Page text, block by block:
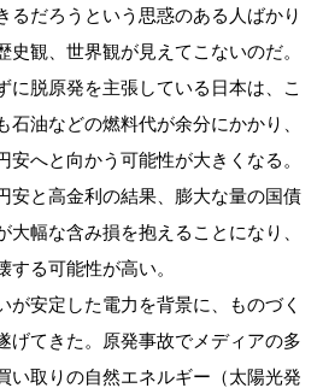
るだろうという思惑のある人ばかり
史観、世界観が見えてこないのだ。
に脱原発を主張している日本は、こ
油などの燃料代が余分にかかり、
安へと向かう可能性が大きくなる。
安と高金利の結果、膨大な量の国債
大幅な含み損を抱えることになり、
する可能性が高い。
安定した電力を背景に、ものづく
げてきた。原発事故でメディアの多
い取りの自然エネルギー（太陽光発